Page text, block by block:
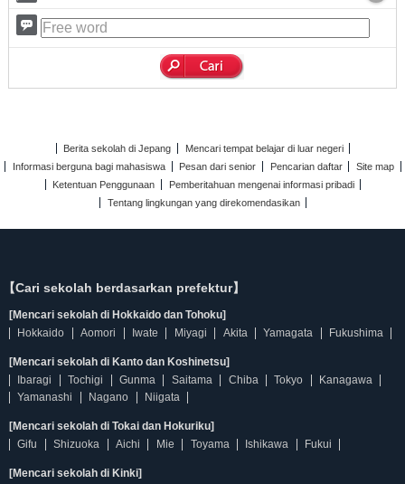
Berita sekolah di Jepang
Mencari tempat belajar di luar negeri
Informasi berguna bagi mahasiswa
Pesan dari senior Pencarian daftar
Site map
Ketentuan Penggunaan
Pemberitahuan mengenai informasi pribadi
Tentang lingkungan yang direkomendasikan
【Cari sekolah berdasarkan prefektur】
[Mencari sekolah di Hokkaido dan Tohoku]
Hokkaido
Aomori Iwate Miyagi Akita Yamagata Fukushima
[Mencari sekolah di Kanto dan Koshinetsu]
Ibaragi
Tochigi Gunma Saitama Chiba Tokyo
Kanagawa
Yamanashi
Nagano Niigata
[Mencari sekolah di Tokai dan Hokuriku]
Gifu
Shizuoka Aichi Mie Toyama Ishikawa Fukui
[Mencari sekolah di Kinki]